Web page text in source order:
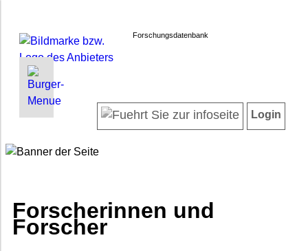
Forschungsdatenbank
INFORMATIONEN | SUCHEN
Forscherinnen und Forscher
Barrierefreiheit
LOGIN
Login
Forscherinnen und
Forscher